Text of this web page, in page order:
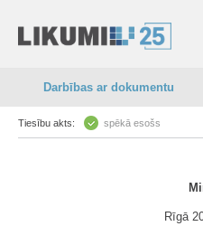
Darbības ar dokumentu
Tiesību akts: spēkā esošs
Rīgā